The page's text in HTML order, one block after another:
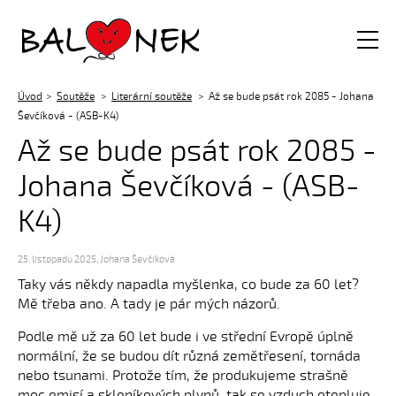
Balónek z.s.
Úvod Soutěže Literární soutěže
Až se bude psát rok 2085 - Johana
Ševčíková - (ASB-K4)
Až se bude psát rok 2085 -
Johana Ševčíková - (ASB-
K4)
25. listopadu 2025,Johana Ševčíková
Taky vás někdy napadla myšlenka, co bude za 60 let?
Mě třeba ano. A tady je pár mých názorů.
Podle mě už za 60 let bude i ve střední Evropě úplně
normální, že se budou dít různá zemětřesení, tornáda
nebo tsunami. Protože tím, že produkujeme strašně